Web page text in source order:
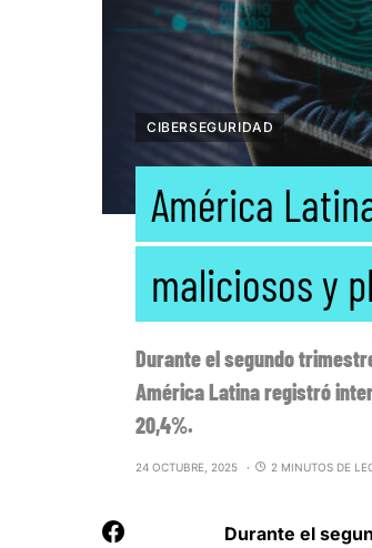
CIBERSEGURIDAD
América
maliciosos y
Durante el segundo
América Latina registró
20,4%.
24 OCTUBRE, 2025 2 MINUTOS DE
Durante el